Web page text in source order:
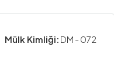
Mülk Kimliği: DM - 072